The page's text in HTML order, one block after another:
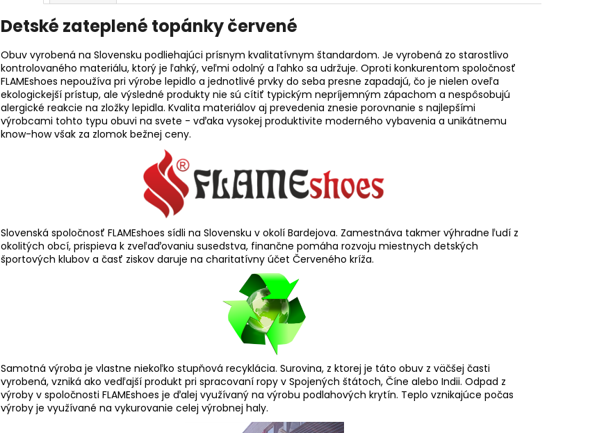
Detské zateplené topánky červené
Obuv vyrobená na Slovensku podliehajúci prísnym kvalitatívnym štandardom. Je vyrobená zo starostlivo
kontrolovaného materiálu, ktorý je ľahký, veľmi odolný a ľahko sa udržuje. Oproti konkurentom spoločnosť
FLAMEshoes nepoužíva pri výrobe lepidlo a jednotlivé prvky do seba presne zapadajú, čo je nielen oveľa
ekologickejší prístup, ale výsledné produkty nie sú cítiť typickým nepríjemným zápachom a nespôsobujú
alergické reakcie na zložky lepidla. Kvalita materiálov aj prevedenia znesie porovnanie s najlepšími
výrobcami tohto typu obuvi na svete - vďaka vysokej produktivite moderného vybavenia a unikátnemu
know-how však za zlomok bežnej ceny.
Slovenská spoločnosť FLAMEshoes sídli na Slovensku v okolí Bardejova. Zamestnáva takmer výhradne ľudí z
okolitých obcí, prispieva k zveľaďovaniu susedstva, finančne pomáha rozvoju miestnych detských
športových klubov a časť ziskov daruje na charitatívny účet Červeného kríža.
Samotná výroba je vlastne niekoľko stupňová recyklácia. Surovina, z ktorej je táto obuv z väčšej časti
vyrobená, vzniká ako vedľajší produkt pri spracovaní ropy v Spojených štátoch, Číne alebo Indii. Odpad z
výroby v spoločnosti FLAMEshoes je ďalej využívaný na výrobu podlahových krytín. Teplo vznikajúce počas
výroby je využívané na vykurovanie celej výrobnej haly.